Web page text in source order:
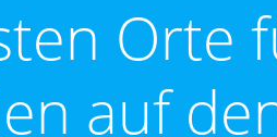
Orte
auf